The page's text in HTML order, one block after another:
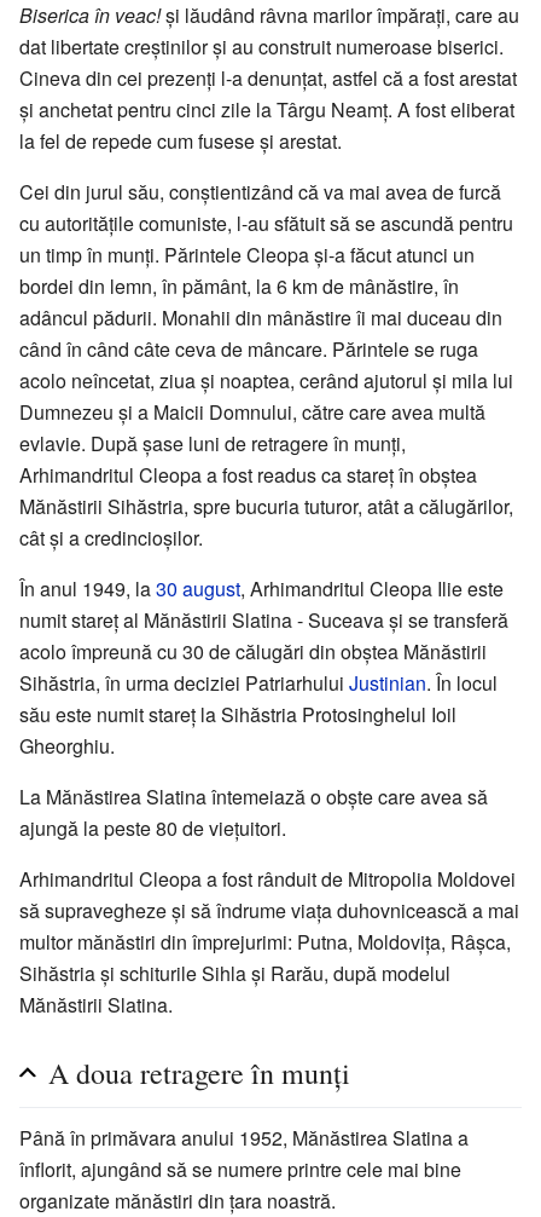
Biserica în veac!și lăudând râvna marilor împărați, care au
dat libertate creștinilor și au construit numeroase biserici.
Cineva din cei prezenți l-a denunțat, astfel că a fost arestat
și anchetat pentru cinci zile la Târgu Neamț. A fost eliberat
la fel de repede cum fusese și arestat.
Cei din jurul său, conștientizând că va mai avea de furcă
cu autoritățile comuniste, l-au sfătuit să se ascundă pentru
un timp în munți. Părintele Cleopa și-a făcut atunci un
bordei din lemn, în pământ, la 6 km de mânăstire, în
adâncul pădurii. Monahii din mânăstire îi mai duceau din
când în când câte ceva de mâncare. Părintele se ruga
acolo neîncetat, ziua și noaptea, cerând ajutorul și mila lui
Dumnezeu și a Maicii Domnului, către care avea multă
evlavie. După șase luni de retragere în munți,
Arhimandritul Cleopa a fost readus ca stareț în obștea
Mănăstirii Sihăstria, spre bucuria tuturor, atât a călugărilor,
cât și a credincioșilor.
În anul 1949, la30 august, Arhimandritul Cleopa Ilie este
numit stareț al Mănăstirii Slatina - Suceava și se transferă
acolo împreună cu 30 de călugări din obștea Mănăstirii
Sihăstria, în urma deciziei Patriarhului Justinian. În locul
său este numit stareț la Sihăstria Protosinghelul Ioil
Gheorghiu.
La Mănăstirea Slatina întemeiază o obște care avea să
ajungă la peste 80 de viețuitori.
Arhimandritul Cleopa a fost rânduit de Mitropolia Moldovei
să supravegheze și să îndrume viața duhovnicească a mai
multor mănăstiri din împrejurimi: Putna, Moldovița, Râșca,
Sihăstria și schiturile Sihla și Rarău, după modelul
Mănăstirii Slatina.
A doua retragere în munți
Până în primăvara anului 1952, Mănăstirea Slatina a
înflorit, ajungând să se numere printre cele mai bine
organizate mănăstiri din țara noastră.